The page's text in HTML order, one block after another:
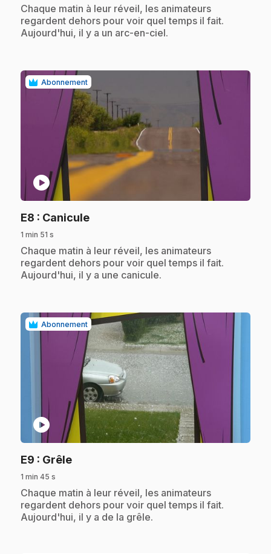
.Chaque matin à leur réveil, les animateurs
regardent dehors pour voir quel temps il fait.
Aujourd'hui, il y a un arc-en-ciel.
Abonnement
play_circle
E8 : Canicule.
1 min 51 s
.Chaque matin à leur réveil, les animateurs
regardent dehors pour voir quel temps il fait.
Aujourd'hui, il y a une canicule.
Abonnement
play_circle
E9 : Grêle.
1 min 45 s
.Chaque matin à leur réveil, les animateurs
regardent dehors pour voir quel temps il fait.
Aujourd'hui, il y a de la grêle.